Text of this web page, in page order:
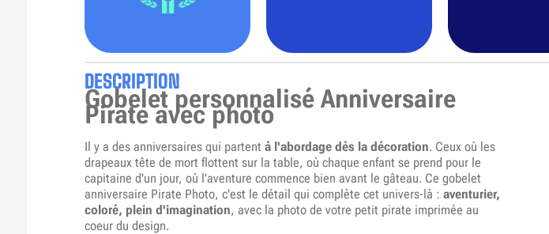
DESCRIPTION
Gobelet personnalisé Anniversaire
Pirate avec photo
Il y a des anniversaires qui partent à l'abordage dès la décoration. Ceux où les
drapeaux tête de mort flottent sur la table, où chaque enfant se prend pour le
capitaine d'un jour, où l'aventure commence bien avant le gâteau. Ce gobelet
anniversaire Pirate Photo, c'est le détail qui complète cet univers-là : aventurier,
coloré, plein d'imagination, avec la photo de votre petit pirate imprimée au
coeur du design.